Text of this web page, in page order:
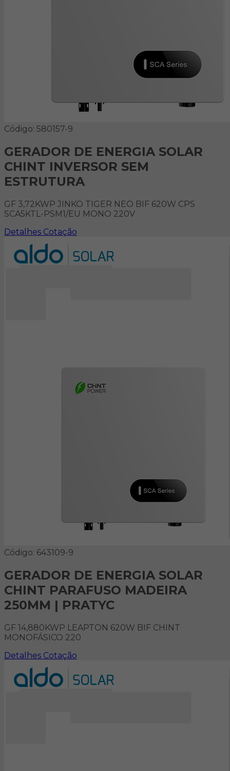
Código: 580157-9
GERADOR DE ENERGIA SOLAR
CHINT INVERSOR SEM
ESTRUTURA
GF 3,72KWP JINKO TIGER NEO BIF 620W CPS
SCA5KTL-PSM1/EU MONO 220V
Detalhes Cotação
Código: 643109-9
GERADOR DE ENERGIA SOLAR
CHINT PARAFUSO MADEIRA
250MM | PRATYC
GF 14,880KWP LEAPTON 620W BIF CHINT
MONOFÁSICO 220
Detalhes Cotação